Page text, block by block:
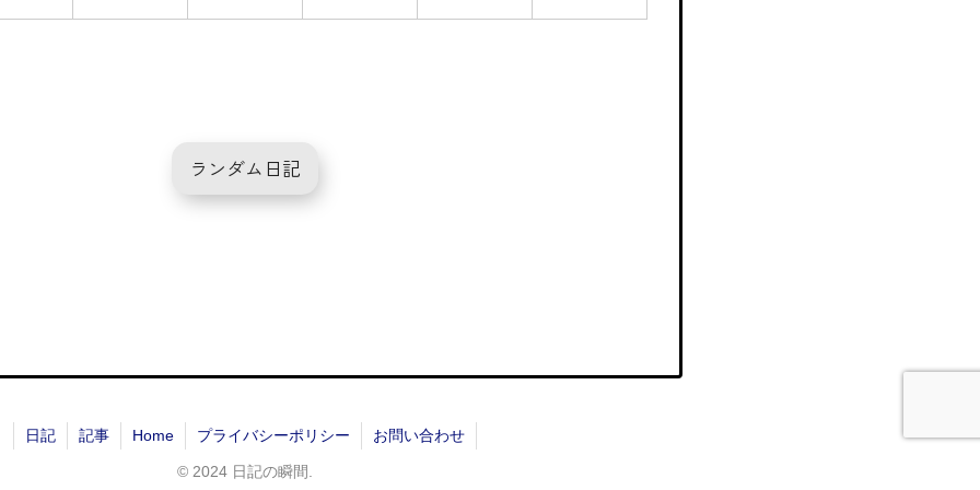
ランダム日記
日記 記事 Home プライバシーポリシー お問い合わせ
© 2024 日記の瞬間.